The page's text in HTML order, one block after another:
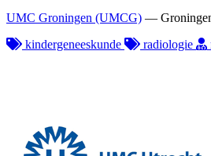
UMC Groningen (UMCG) —
kindergeneeskunde
radiologie